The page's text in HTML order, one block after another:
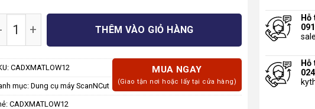
Tấm dán vật liệu cắt mỏng 12'' CADXMATLOW12 (Phụ
THÊM VÀO GIỎ HÀNG
MUA NGAY
(Giao tận nơi hoặc lấy tại cửa hàng)
CADXMATLOW12
mục:Dung cụ máy ScanNCut
CADXMATLOW12
Hỗ